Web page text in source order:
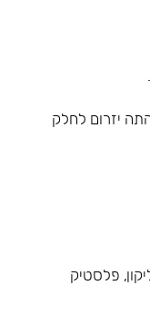
בזווית של 45° כך שהתה יזרום לחלק
פלסטיק